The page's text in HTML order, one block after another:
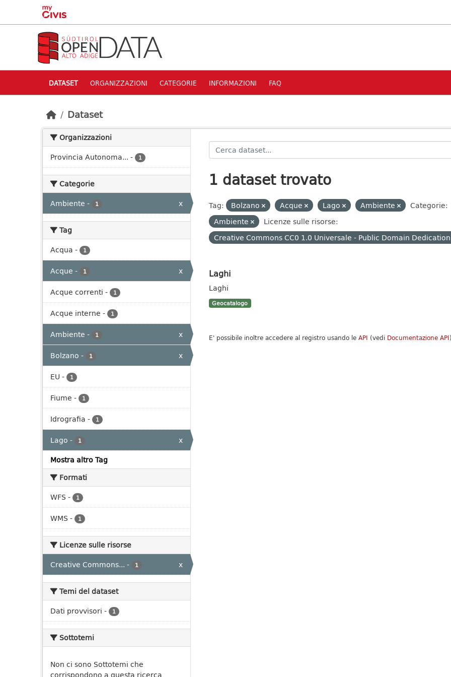
Skip to main content
DATASET ORGANIZZAZIONI CATEGORIE INFORMAZIONI FAQ
Dataset
Organizzazioni
Provincia Autonoma... - 1
Categorie
Ambiente - 1 x
Tag
Acqua - 1
Acque - 1
x
Acque correnti - 1
Acque interne - 1
Ambiente - 1
x
Bolzano - 1
x
EU - 1
Fiume - 1
Idrografia - 1
Lago - 1
x
Mostra altro Tag
Formati
WFS - 1
WMS - 1
Licenze sulle risorse
Creative Commons... - 1 x
Temi del dataset
Dati provvisori - 1
Sottotemi
Non ci sono Sottotemi che
corrispondono a questa ricerca
1 dataset trovato
Tag: Bolzano Acque Lago Ambiente
Categorie:
Ambiente
Licenze sulle risorse:
Creative Commons CC0 1.0 Universale - Public Domain
Laghi
Laghi
Geocatalogo
E' possibile inoltre accedere al registro usando le API (vedi Documentazione API